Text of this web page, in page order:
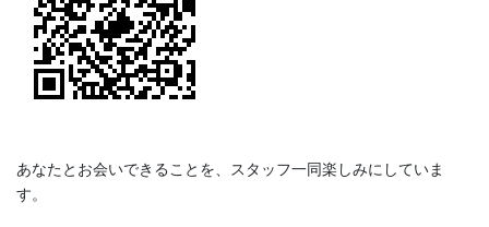
あなたとお会いできることを、スタッフ一同楽しみにしていま
す。